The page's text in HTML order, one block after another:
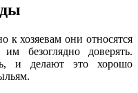
хозяевам они относятся
безоглядно доверять.
и делают это хорошо